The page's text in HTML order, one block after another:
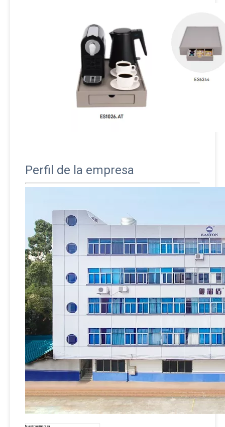
Perfil de la empresa
Nuestra empresa